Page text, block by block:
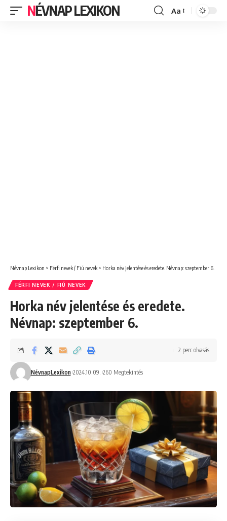
NÉVNAP LEXIKON
Font
Aa
Névnap Lexikon > Férfi nevek / Fiú nevek > Horka név jelentése és eredete. Névnap: szeptember 6.
FÉRFI NEVEK / FIÚ NEVEK
Horka név jelentése és eredete.
Névnap: szeptember 6.
NévnapLexikon 2024.10.09. 260 Megtekintés
2 perc olvasás